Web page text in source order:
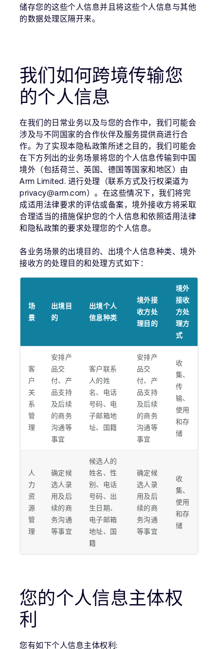
储存您的这些个人信息并且将这些个人信息与其他
的数据处理区隔开来。
我们如何跨境传输您
的个人信息
在我们的日常业务以及与您的合作中，我们可能会
涉及与不同国家的合作伙伴及服务提供商进行合
作。为了实现本隐私政策所述之目的，我们可能会
在下方列出的业务场景将您的个人信息传输到中国
境外（包括荷兰、英国、德国等国家和地区）由
Arm Limited. 进行处理（联系方式及行权渠道为
privacy@arm.com）。在这些情况下，我们将完
成适用法律要求的评估或备案，境外接收方将采取
合理适当的措施保护您的个人信息和依照适用法律
和隐私政策的要求处理您的个人信息。
各业务场景的出境目的、出境个人信息种类、境外
接收方的处理目的和处理方式如下：
场
景
出境目
的
出境个人
信息种类
境外接
收方处
理目的
境外
接收
方处
理方
式
客
户
关
系
管
理
安排产
品交
付、产
品支持
及后续
的商务
沟通等
事宜
客户联系
人的姓
名、电话
号码、电
子邮箱地
址、国籍
安排产
品交
付、产
品支持
及后续
的商务
沟通等
事宜
收
集、
传
输、
使用
和存
储
人
力
资
源
管
理
确定候
选人录
用及后
续的商
务沟通
等事宜
候选人的
姓名、性
别、电话
号码、出
生日期、
电子邮箱
地址、国
籍
确定候
选人录
用及后
续的商
务沟通
等事宜
收
集、
使用
和存
储
您的个人信息主体权
利
您有如下个人信息主体权利: